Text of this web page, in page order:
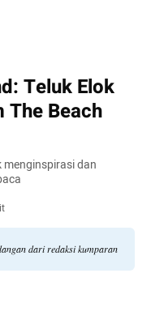
Teluk Elok
The Beach
dan
dari redaksi kumparan